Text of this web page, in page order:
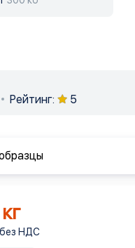
Рейтинг: 5
без НДС